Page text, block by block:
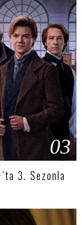
03
3. Sezonla